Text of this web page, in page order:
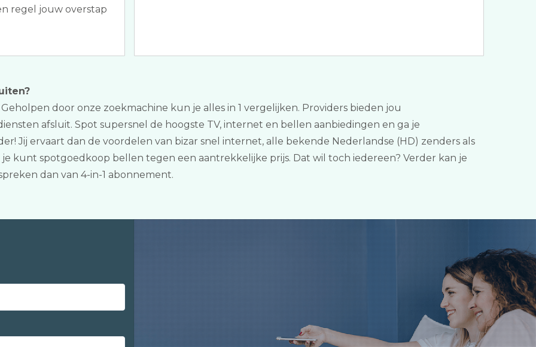
regel jouw overstap
door onze zoekmachine kun je alles in 1 vergelijken. Providers bieden jou
afsluit. Spot supersnel de hoogste TV, internet en bellen aanbiedingen en ga je
Jij ervaart dan de voordelen van bizar snel internet, alle bekende Nederlandse (HD) zenders als
kunt spotgoedkoop bellen tegen een aantrekkelijke prijs. Dat wil toch iedereen? Verder kan je
dan van 4-in-1 abonnement.